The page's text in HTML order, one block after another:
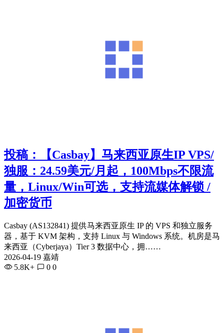
投稿：【Casbay】马来西亚原生IP VPS/
独服：24.59美元/月起，100Mbps不限流
量，Linux/Win可选，支持流媒体解锁 /
加密货币
Casbay (AS132841) 提供马来西亚原生 IP 的 VPS 和独立服务
器，基于 KVM 架构，支持 Linux 与 Windows 系统。机房是马
来西亚（Cyberjaya）Tier 3 数据中心，拥……
2026-04-19 嘉靖
5.8K+
0 0